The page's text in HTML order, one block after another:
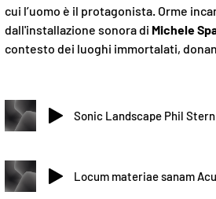
cui l’uomo è il protagonista. Orme
dall'installazione sonora di Michele
contesto dei luoghi immortalati,
Sonic Landscape Phil Stern
Locum materiae sanam